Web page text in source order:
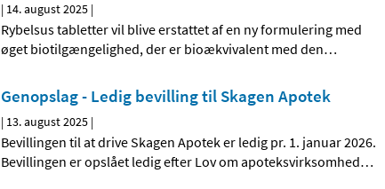
| 14. august 2025 |
Rybelsus tabletter vil blive erstattet af en ny formulering med
øget biotilgængelighed, der er bioækvivalent med den…
Genopslag - Ledig bevilling til Skagen Apotek
| 13. august 2025 |
Bevillingen til at drive Skagen Apotek er ledig pr. 1. januar 2026.
Bevillingen er opslået ledig efter Lov om apoteksvirksomhed…